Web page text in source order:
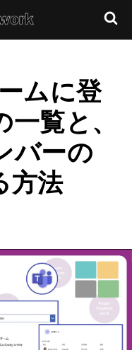
ムに登
覧と、
バーの
方法